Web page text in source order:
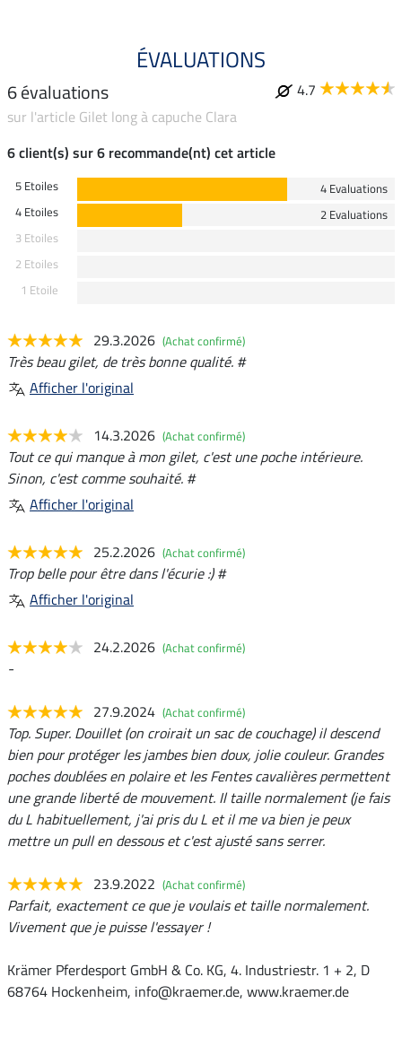
ÉVALUATIONS
6 évaluations
4.7
sur l'article Gilet long à capuche Clara
6 client(s) sur 6 recommande(nt) cet article
5 Etoiles
4 Evaluations
4 Etoiles
2 Evaluations
3 Etoiles
2 Etoiles
1 Etoile
29.3.2026 (Achat confirmé)
Très beau gilet, de très bonne qualité. #
Afficher l'original
14.3.2026 (Achat confirmé)
Tout ce qui manque à mon gilet, c'est une poche intérieure.
Sinon, c'est comme souhaité. #
Afficher l'original
25.2.2026 (Achat confirmé)
Trop belle pour être dans l'écurie :) #
Afficher l'original
24.2.2026 (Achat confirmé)
-
27.9.2024 (Achat confirmé)
Top. Super. Douillet (on croirait un sac de couchage) il descend
bien pour protéger les jambes bien doux, jolie couleur. Grandes
poches doublées en polaire et les Fentes cavalières permettent
une grande liberté de mouvement. Il taille normalement (je fais
du L habituellement, j'ai pris du L et il me va bien je peux
mettre un pull en dessous et c'est ajusté sans serrer.
23.9.2022 (Achat confirmé)
Parfait, exactement ce que je voulais et taille normalement.
Vivement que je puisse l'essayer !
Krämer Pferdesport GmbH & Co. KG, 4. Industriestr. 1 + 2, D
68764 Hockenheim, info@kraemer.de, www.kraemer.de